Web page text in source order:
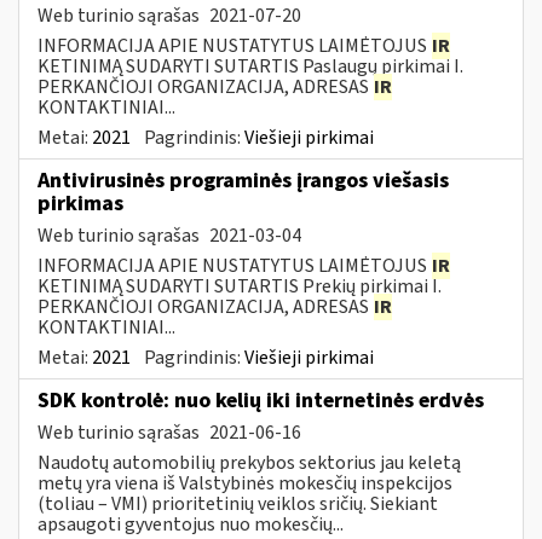
Web turinio sąrašas 2021-07-20
INFORMACIJA APIE NUSTATYTUS LAIMĖTOJUS IR
KETINIMĄ SUDARYTI SUTARTIS Paslaugų pirkimai I.
PERKANČIOJI ORGANIZACIJA, ADRESAS IR
KONTAKTINIAI...
Metai: 2021 Pagrindinis:Viešieji pirkimai
Antivirusinės programinės įrangos viešasis
pirkimas
Web turinio sąrašas 2021-03-04
INFORMACIJA APIE NUSTATYTUS LAIMĖTOJUS IR
KETINIMĄ SUDARYTI SUTARTIS Prekių pirkimai I.
PERKANČIOJI ORGANIZACIJA, ADRESAS IR
KONTAKTINIAI...
Metai: 2021 Pagrindinis:Viešieji pirkimai
SDK kontrolė: nuo kelių iki internetinės erdvės
Web turinio sąrašas 2021-06-16
Naudotų automobilių prekybos sektorius jau keletą
metų yra viena iš Valstybinės mokesčių inspekcijos
(toliau – VMI) prioritetinių veiklos sričių. Siekiant
apsaugoti gyventojus nuo mokesčių...